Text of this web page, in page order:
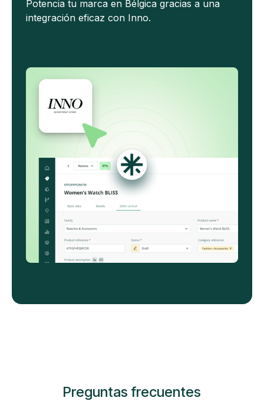
Potencia tu marca en Bélgica gracias a una
integración eficaz con Inno.
Preguntas frecuentes